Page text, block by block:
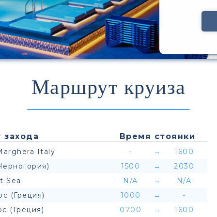
Маршрут круиза
захода Время стоянки
Italy - →
1600
1500 →
2030
Sea
N/A →
N/A
(Греция)
1000 →
-
(Греция)
0700 → 1600